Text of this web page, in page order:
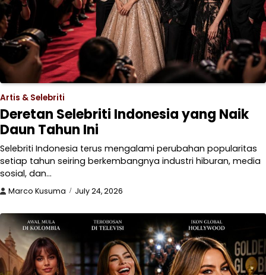
Artis & Selebriti
Deretan Selebriti Indonesia yang Naik
Daun Tahun Ini
Selebriti Indonesia terus mengalami perubahan popularitas
setiap tahun seiring berkembangnya industri hiburan, media
sosial, dan…
Marco Kusuma July 24, 2026